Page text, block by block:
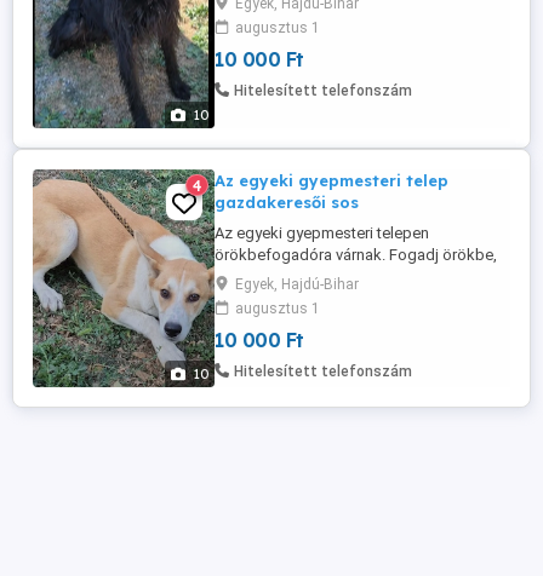
10
lista nem teljes még többen vannak bent.
Infók: Facebook oldal: Gyepmesteri Telep
Egyek 06202981066
Egyek, Hajdú-Bihar
augusztus 1
10 000 Ft
Hitelesített telefonszám
10
4
Az egyeki gyepmesteri telep
gazdakeresői sos
Az egyeki gyepmesteri telepen
örökbefogadóra várnak. Fogadj örökbe,
ments életet, az idejük véges a telepen. A
lista nem teljes még többen vannak bent.
Infók: Facebook oldal: Gyepmesteri Telep
Egyek 06202981066
Egyek, Hajdú-Bihar
augusztus 1
10 000 Ft
Hitelesített telefonszám